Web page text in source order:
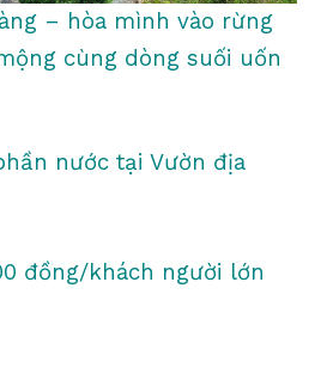
– hòa mình vào rừng
cùng dòng suối uốn
nước tại Vườn địa
đồng/khách người lớn